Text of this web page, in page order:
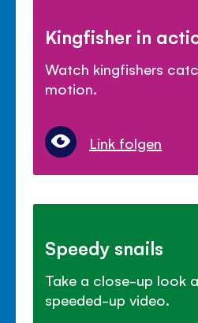
Kingfisher in
Watch kingfishers
motion.
Link folgen
Speedy snails
Take a close-up look
speeded-up video.